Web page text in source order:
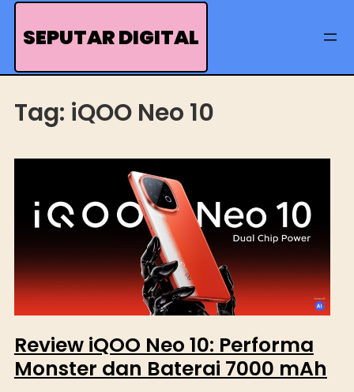
Skip
SEPUTAR DIGITAL
Tag: iQOO Neo 10
Review iQOO Neo 10: Performa
Monster dan Baterai 7000 mAh